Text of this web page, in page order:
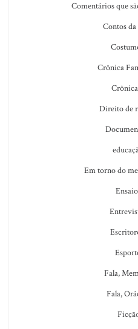
Comentários que
Contos da
Crônica
Direito de
Em torno do
Ensaio
Fala,
Fala,